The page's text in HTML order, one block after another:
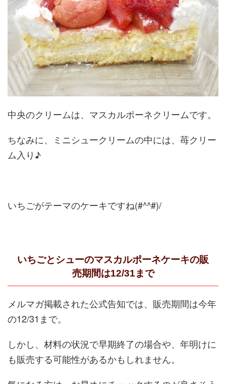
中央のクリームは、マスカルポーネクリームです。
ちなみに、ミニシュークリームの中には、苺クリー
ム入り♪
いちごがテーマのケーキですね(#^^#)/
いちごとシューのマスカルポーネケーキの販
売期間は12/31まで
メルマガ掲載された公式告知では、販売期間は今年
の12/31まで。
しかし、材料の状況で早期終了の場合や、年明けに
も販売する可能性があるかもしれません。